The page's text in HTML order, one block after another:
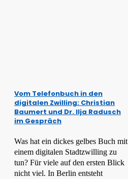
Vom Telefonbuch in den
digitalen Zwilling: Christian
Baumert und Dr. Ilja Radusch
im Gespräch
Was hat ein dickes gelbes Buch mit
einem digitalen Stadtzwilling zu
tun? Für viele auf den ersten Blick
nicht viel. In Berlin entsteht